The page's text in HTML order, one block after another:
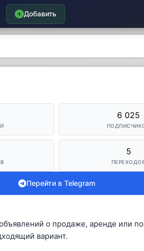
Добавить
6 025
5
Перейти в Telegram
о продаже, аренде или
вариант.